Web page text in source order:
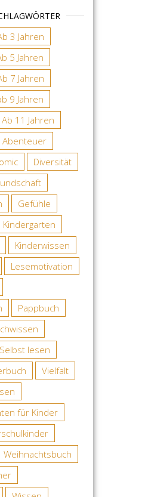
3 Jahren
5 Jahren
7 Jahren
9 Jahren
Ab 11 Jahren
Abenteuer
Diversität
Gefühle
Kindergarten
Kinderwissen
Lesemotivation
Pappbuch
Selbst lesen
Vielfalt
für Kinder
Weihnachtsbuch